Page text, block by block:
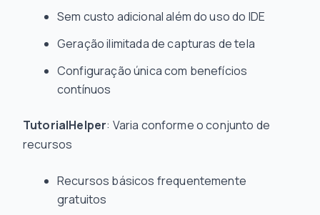
Sem custo adicional além do uso do IDE
Geração ilimitada de capturas de tela
Configuração única com benefícios
contínuos
TutorialHelper: Varia conforme o conjunto de
recursos
Recursos básicos frequentemente
gratuitos